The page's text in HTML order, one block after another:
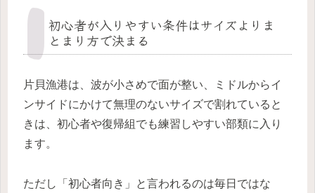
初心者が入りやすい条件はサイズよりま
とまり方で決まる
片貝漁港は、波が小さめで面が整い、ミドルからイ
ンサイドにかけて無理のないサイズで割れていると
きは、初心者や復帰組でも練習しやすい部類に入り
ます。
ただし「初心者向き」と言われるのは毎日ではな